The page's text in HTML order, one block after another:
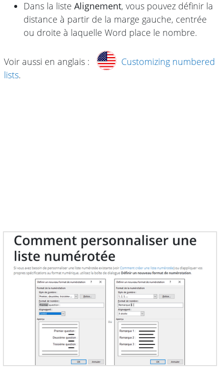
Dans la liste Alignement, vous pouvez définir la
distance à partir de la marge gauche, centrée
ou droite à laquelle Word place le nombre.
Voir aussi en anglais :
Customizing numbered
lists.